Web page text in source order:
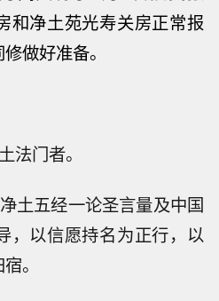
和净土苑光寿关房正常报
做好准备。
法门者。
土五经一论圣言量及中国
，以信愿持名为正行，以
。